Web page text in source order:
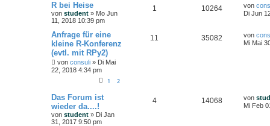
R bei Heise
von student » Mo Jun
11, 2018 10:39 pm
1 10264 von
Di Jun
Anfrage für eine
kleine R-Konferenz
(evtl. mit RPy2)
von consuli » Di Mai
22, 2018 4:34 pm
1 2
11 35082 von
Mi Mai
Das Forum ist
wieder da....!
von student » Di Jan
31, 2017 9:50 pm
4 14068 von
Mi Feb